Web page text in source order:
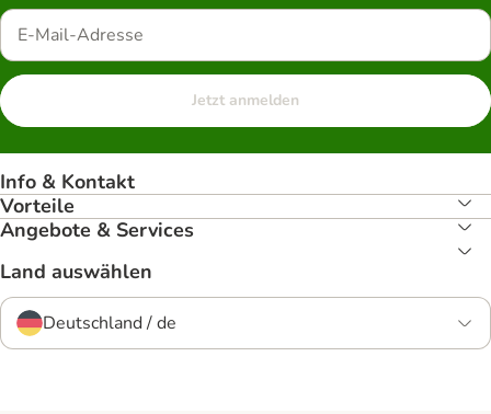
Jetzt anmelden
Info & Kontakt
Vorteile
Angebote & Services
Land auswählen
Deutschland / de